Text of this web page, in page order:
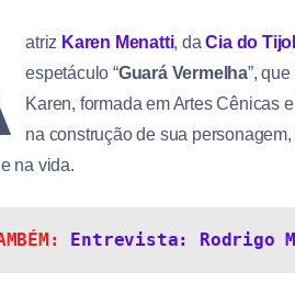
atriz Karen Menatti, daCia do
espetáculo “Guará Vermelha”,
Karen, formada em Artes Cênicas
na construção de sua
na vida.
Entrevista: Rodrigo